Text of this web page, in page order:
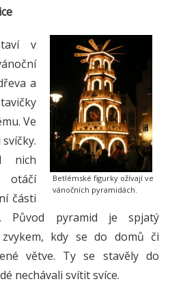
Betlémské figurky ožívají ve
vánočních pyramidách.
v
a
Ve
nich
otáčí
části
Původ pyramid je spjatý
kdy se do domů či
větve. Ty se stavěly do
nechávali svítit svíce.